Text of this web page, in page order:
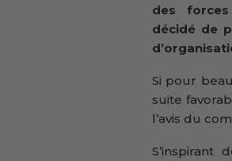
des forces
décidé de
Si pour
suite
l’avis du
S’inspirant